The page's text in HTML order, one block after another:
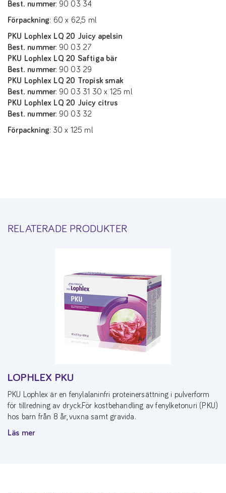
Best. nummer: 90 03 34
Förpackning: 60 x 62,5 ml
PKU Lophlex LQ 20 Juicy apelsin
Best. nummer: 90 03 27
PKU Lophlex LQ 20 Saftiga bär
Best. nummer: 90 03 29
PKU Lophlex LQ 20 Tropisk smak
Best. nummer: 90 03 31 30 x 125 ml
PKU Lophlex LQ 20 Juicy citrus
Best. nummer: 90 03 32
Förpackning: 30 x 125 ml
RELATERADE PRODUKTER
LOPHLEX PKU
PKU Lophlex är en fenylalaninfri proteinersättning i pulverform
för tillredning av dryck.För kostbehandling av fenylketonuri (PKU)
hos barn från 8 år, vuxna samt gravida.
Läs mer